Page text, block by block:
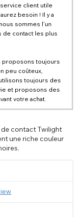
client utile
besoin ! Il y a
sommes l'un
de contact les plus
proposons toujours
peu coûteux,
toujours des
et proposons des
votre achat.
contact Twilight
une riche couleur